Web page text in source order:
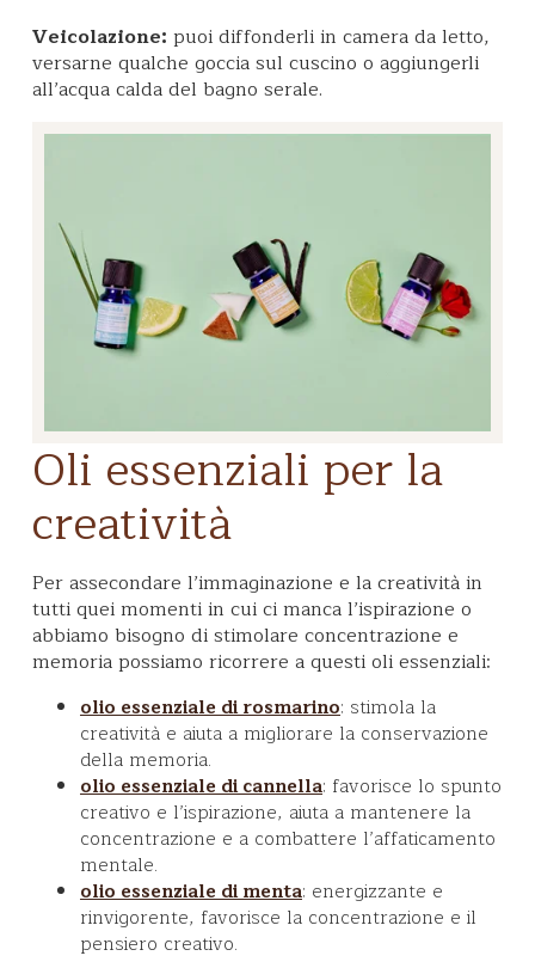
Veicolazione: puoi diffonderli in camera da letto,
versarne qualche goccia sul cuscino o aggiungerli
all’acqua calda del bagno serale.
Oli essenziali per la
creatività
Per assecondare l’immaginazione e la creatività in
tutti quei momenti in cui ci manca l’ispirazione o
abbiamo bisogno di stimolare concentrazione e
memoria possiamo ricorrere a questi oli essenziali:
olio essenziale di rosmarino: stimola la
creatività e aiuta a migliorare la conservazione
della memoria.
olio essenziale di cannella: favorisce lo spunto
creativo e l’ispirazione, aiuta a mantenere la
concentrazione e a combattere l’affaticamento
mentale.
olio essenziale di menta: energizzante e
rinvigorente, favorisce la concentrazione e il
pensiero creativo.